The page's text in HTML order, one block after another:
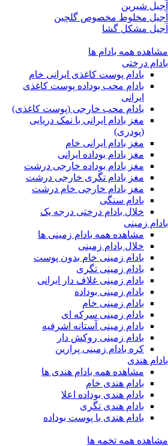
آجیل شیرین
آجیل مخلوط مخصوص گلچین
آجیل مشکل گشا
مشاهده همه بادام ها
بادام درختی
بادام پوست کاغذی ایرانی خام
بادام محب بوداده پوست کاغذی
ایرانی
بادام محب خارجی (پوست کاغذی)
مغز بادام ایرانی با نمک دریایی
(پودری)
مغز بادام ایرانی خام
مغز بادام بوداده ایرانی
مغز بادام بوداده خارجی درشت
مغز بادام تگری خارجی درشت
مغز بادام خارجی خام درشت
بادام سنگی
خلال بادام درختی درجه یک
بادام زمینی
مشاهده همه بادام زمینی ها
خلال بادام زمینی
بادام زمینی خام بدون پوست
بادام زمینی تگری
بادام زمینی غلاف دار ایرانی
بادام زمینی بوداده
بادام زمینی خام
بادام زمینی سرکه ای
بادام زمینی آستانه اشرفیه
بادام زمینی روکش دار
کره بادام زمینی پرارین
بادام هندی
مشاهده همه بادام هندی ها
بادام هندی خام
بادام هندی بوداده اعلا
بادام هندی تگری
بادام هندی با پوست بوداده
مشاهده همه تخمه ها